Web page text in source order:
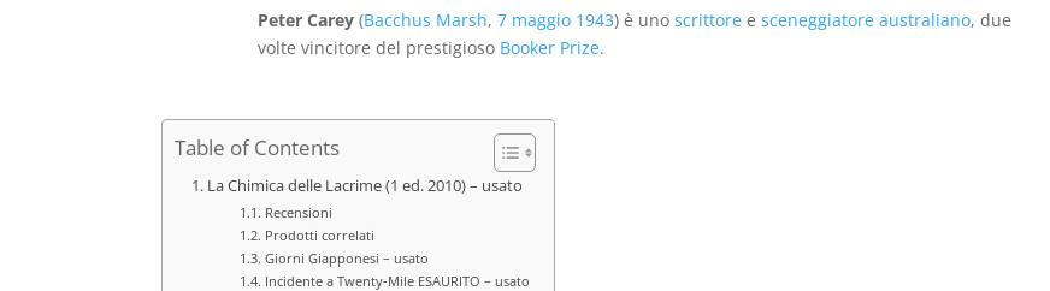
Peter Carey(Bacchus Marsh, 7 maggio 1943) è uno scrittoree sceneggiatore australiano, due
volte vincitore del prestigioso Booker Prize.
Table of Contents
La Chimica delle Lacrime (1 ed. 2010) – usato
Recensioni
Prodotti correlati
Giorni Giapponesi – usato
Incidente a Twenty-Mile ESAURITO – usato